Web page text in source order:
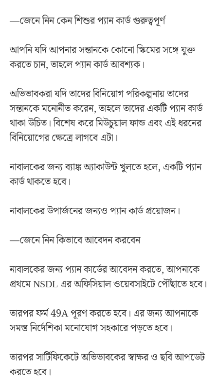
—জেনে নিন কেন শিশুর প্যান কার্ড গুরুত্বপূর্ণ
আপনি যদি আপনার সন্তানকে কোনো স্কিমের সঙ্গে যুক্ত
করতে চান, তাহলে প্যান কার্ড আবশ্যক।
অভিভাবকরা যদি তাদের বিনিয়োগ পরিকল্পনায় তাদের
সন্তানকে মনোনীত করেন, তাহলে তাদের একটি প্যান কার্ড
থাকা উচিত। বিশেষ করে মিউচুয়াল ফান্ড এবং এই ধরনের
বিনিয়োগের ক্ষেত্রে লাগবে এটা।
নাবালকের জন্য ব্যাঙ্ক অ্যাকাউন্ট খুলতে হলে, একটি প্যান
কার্ড থাকতে হবে।
নাবালকের উপার্জনের জন্যও প্যান কার্ড প্রয়োজন।
—জেনে নিন কিভাবে আবেদন করবেন
নাবালকের জন্য প্যান কার্ডের আবেদন করতে, আপনাকে
প্রথমে NSDL এর অফিসিয়াল ওয়েবসাইটে পৌঁছাতে হবে।
তারপর ফর্ম 49A পূরণ করতে হবে। এর জন্য আপনাকে
সমস্ত নির্দেশিকা মনোযোগ সহকারে পড়তে হবে।
তারপর সার্টিফিকেটে অভিভাবকের স্বাক্ষর ও ছবি আপডেট
করতে হবে।